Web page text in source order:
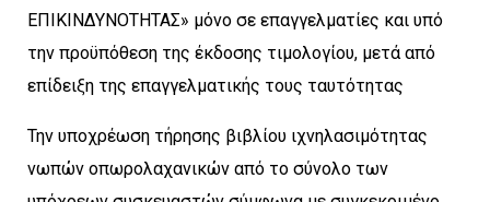
ΕΠΙΚΙΝΔΥΝΟΤΗΤΑΣ» μόνο σε επαγγελματίες και υπό
την προϋπόθεση της έκδοσης τιμολογίου, μετά από
επίδειξη της επαγγελματικής τους ταυτότητας
Την υποχρέωση τήρησης βιβλίου ιχνηλασιμότητας
νωπών οπωρολαχανικών από το σύνολο των